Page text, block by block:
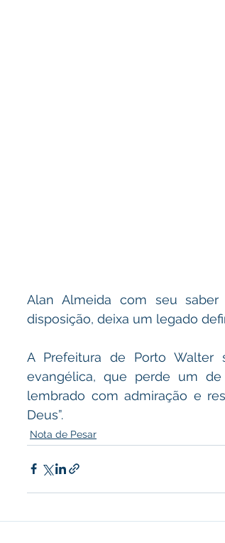
Alan Almeida com seu
disposição, deixa um legado
A Prefeitura de Porto
evangélica, que perde um
lembrado com admiração e
Deus”.
Nota de Pesar